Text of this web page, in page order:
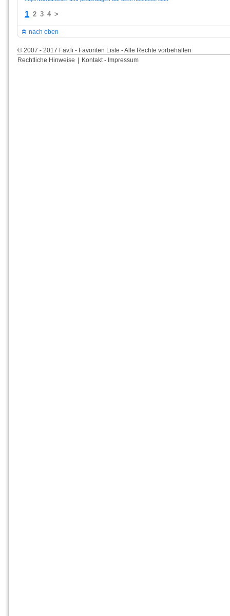
1 2 3 4 >
nach oben
© 2007 - 2017 Fav.li - Favoriten Liste - Alle Rechte vorbehalten
Rechtliche Hinweise
Kontakt - Impressum